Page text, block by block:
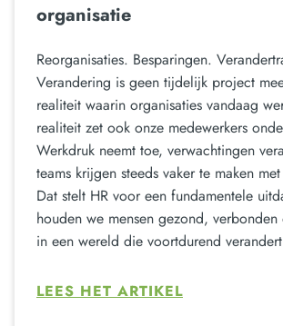
organisatie
Reorganisaties. Besparingen.
Verandering is geen tijdelijk project
realiteit waarin organisaties vandaag
realiteit zet ook onze medewerkers
Werkdruk neemt toe, verwachtingen
teams krijgen steeds vaker te maken
Dat stelt HR voor een fundamentele
houden we mensen gezond, verbonden
in een wereld die voortdurend
LEES HET ARTIKEL